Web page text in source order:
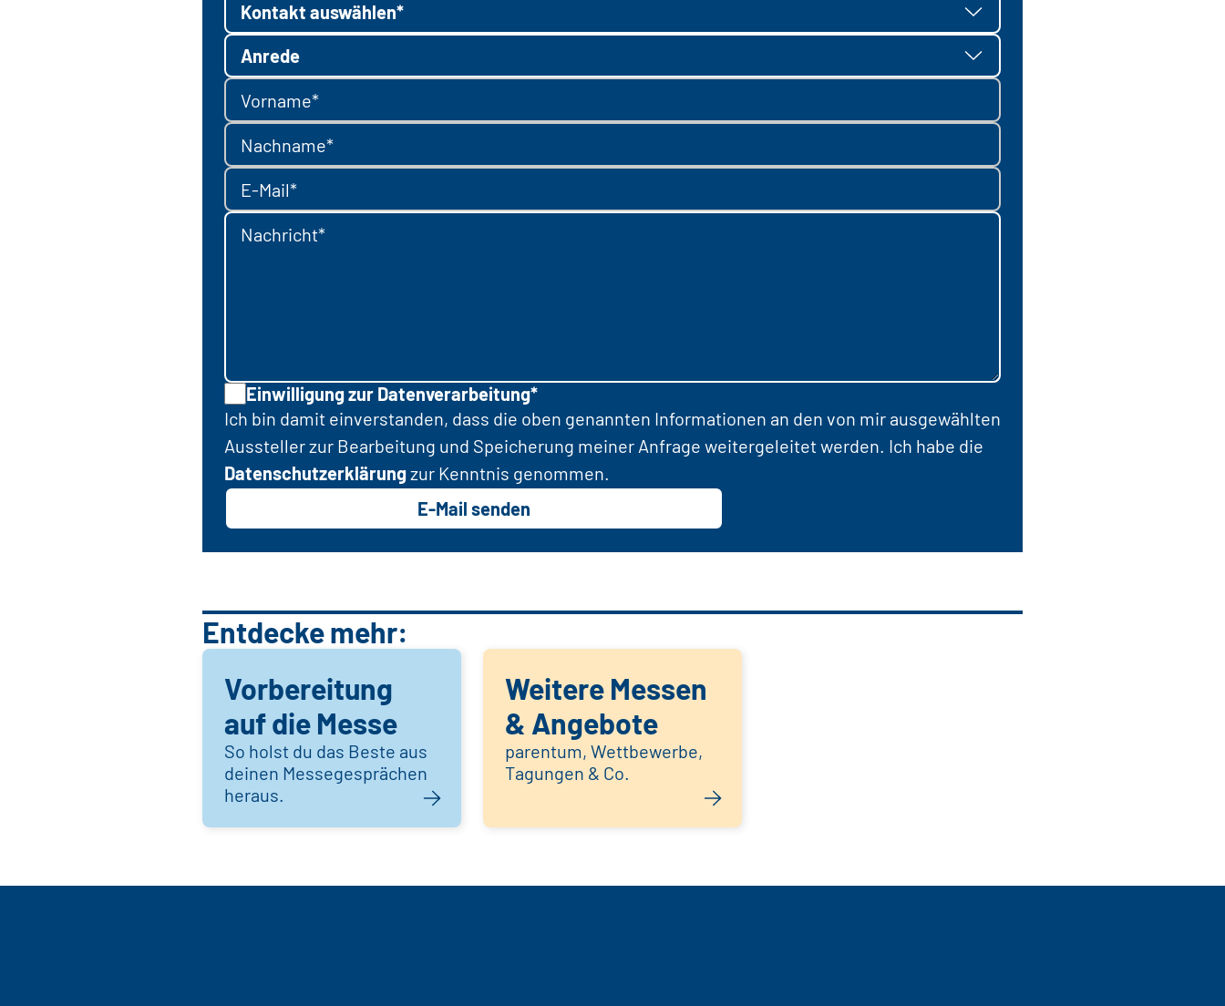
Kontakt auswählen*
Anrede
Vorname*
Nachname*
E-Mail*
Nachricht*
Einwilligung zur Datenverarbeitung*
Ich bin damit einverstanden, dass die oben genannten Informationen an den von mir ausgewählten
Aussteller zur Bearbeitung und Speicherung meiner Anfrage weitergeleitet werden. Ich habe die
Datenschutzerklärungzur Kenntnis genommen.
E-Mail senden
Entdecke mehr:
Vorbereitung
auf die Messe
So holst du das Beste aus
deinen Messegesprächen
heraus.
Weitere Messen
& Angebote
parentum, Wettbewerbe,
Tagungen & Co.